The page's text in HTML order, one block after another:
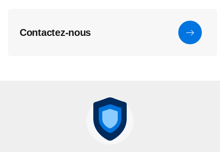
Contactez-nous